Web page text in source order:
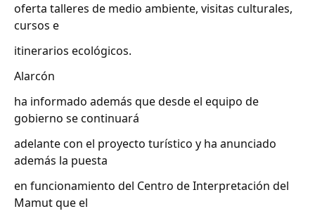
oferta talleres de medio ambiente, visitas culturales,
cursos e
itinerarios ecológicos.
Alarcón
ha informado además que desde el equipo de
gobierno se continuará
adelante con el proyecto turístico y ha anunciado
además la puesta
en funcionamiento del Centro de Interpretación del
Mamut que el